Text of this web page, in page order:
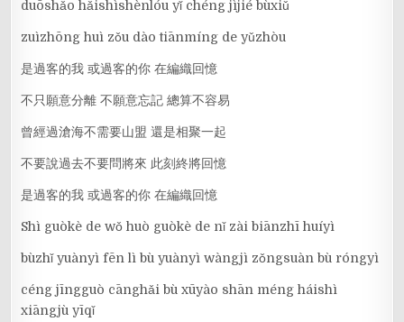
duōshǎo hǎishìshènlóu yǐ chéng jìjié bùxiǔ
zuìzhōng huì zǒu dào tiānmíng de yǔzhòu
是過客的我 或過客的你 在編織回憶
不只願意分離 不願意忘記 總算不容易
曾經過滄海不需要山盟 還是相聚一起
不要說過去不要問將來 此刻終將回憶
是過客的我 或過客的你 在編織回憶
Shì guòkè de wǒ huò guòkè de nǐ zài biānzhī huíyì
bùzhǐ yuànyì fēn lì bù yuànyì wàngjì zǒngsuàn bù róngyì
céng jīngguò cānghǎi bù xūyào shān méng háishì
xiāngjù yīqǐ